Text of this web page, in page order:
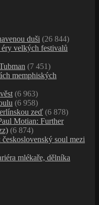
duši (26 844)
velkých festivalů
(7 451)
memphiských
(6 963)
(6 958)
zeď (6 878)
Motian: Further
(6 874)
soul mezi
mlékaře, dělníka